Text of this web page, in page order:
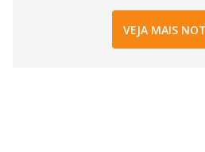
VEJA MAIS